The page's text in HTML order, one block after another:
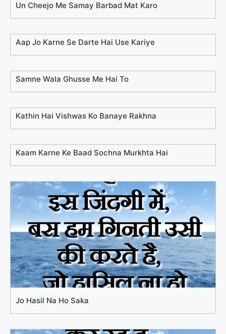
Un Cheejo Me Samay Barbad Mat Karo
Aap Jo Karne Se Darte Hai Use Kariye
Samne Wala Ghusse Me Hai To
Kathin Hai Vishwas Ko Banaye Rakhna
Kaam Karne Ke Baad Sochna Murkhta Hai
Jo Hasil Na Ho Saka